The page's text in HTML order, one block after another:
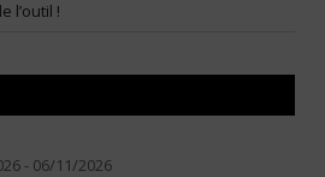
l’outil !
- 06/11/2026